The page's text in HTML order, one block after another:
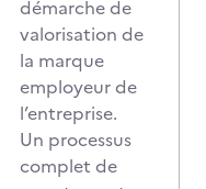
démarche de
valorisation de
la marque
employeur de
l’entreprise.
Un processus
complet de